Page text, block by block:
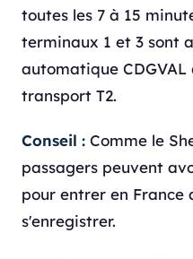
toutes les 7 à 15
terminaux 1 et 3 sont
automatique CDGVAL
transport T2.
Conseil : Comme le
passagers peuvent
pour entrer en France
s'enregistrer.